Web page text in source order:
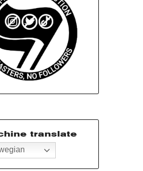
translate